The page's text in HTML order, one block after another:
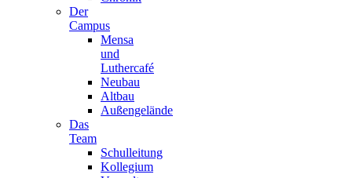
Der
Campus
Mensa
und
Luthercafé
Neubau
Altbau
Außengelände
Das
Team
Schulleitung
Kollegium